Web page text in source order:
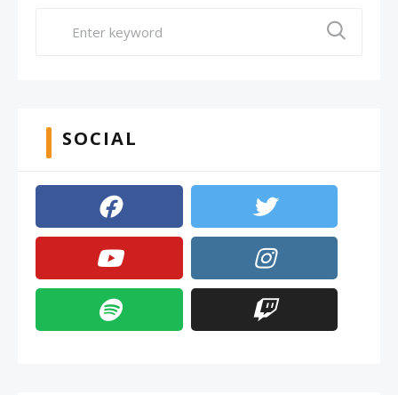
SOCIAL